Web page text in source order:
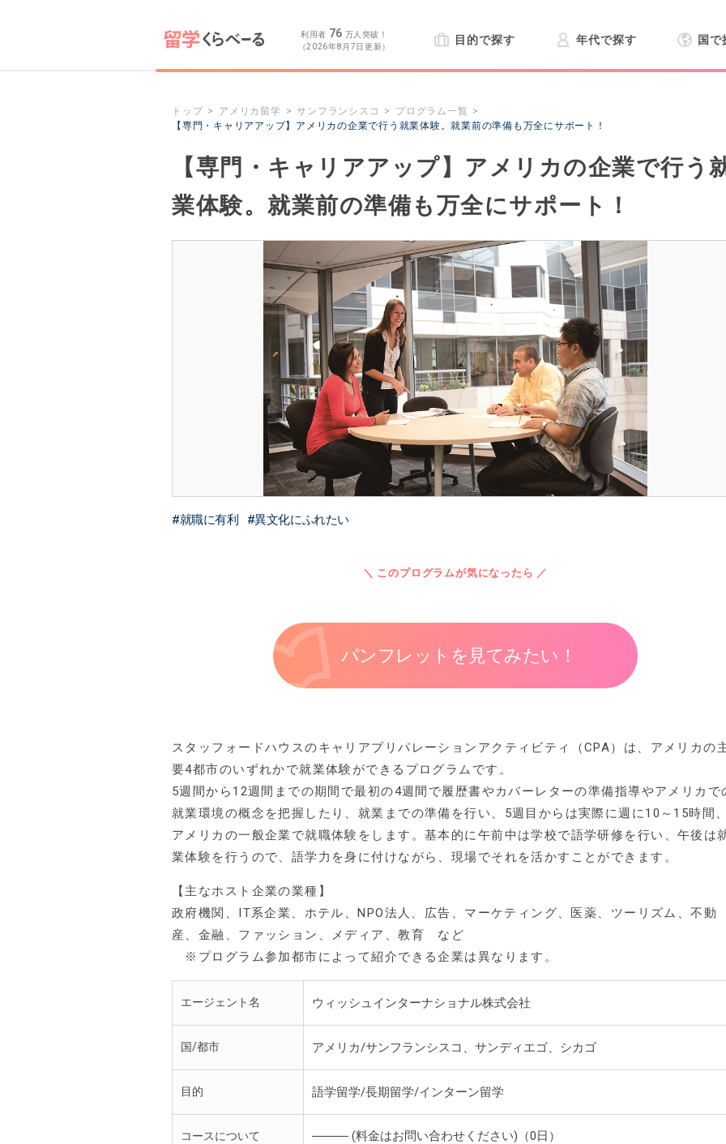
利用者 76 万人突破！
（2026年8月7日更新）
目的で探す 年代で探す 国で
トップ アメリカ留学 サンフランシスコ
プログラム一覧
【専門・キャリアアップ】アメリカの企業で行う就業体験。就業前の準備も万全にサポート！
【専門・キャリアアップ】アメリカの企業で行う
業体験。就業前の準備も万全にサポート！
就職に有利 異文化にふれたい
＼ このプログラムが気になったら ／
パンフレットを見てみたい！
スタッフォードハウスのキャリアプリパレーションアクティビティ（CPA）は、アメリカの
要4都市のいずれかで就業体験ができるプログラムです。
5週間から12週間までの期間で最初の4週間で履歴書やカバーレターの準備指導やアメリカで
就業環境の概念を把握したり、就業までの準備を行い、5週目からは実際に週に10～15時間、
アメリカの一般企業で就職体験をします。基本的に午前中は学校で語学研修を行い、午後は
業体験を行うので、語学力を身に付けながら、現場でそれを活かすことができます。
【主なホスト企業の業種】
政府機関、IT系企業、ホテル、NPO法人、広告、マーケティング、医薬、ツーリズム、不動
産、金融、ファッション、メディア、教育 など
※プログラム参加都市によって紹介できる企業は異なります。
エージェント名 ウィッシュインターナショナル株式会社
国/都市 アメリカ/サンフランシスコ、サンディエゴ、シカゴ
目的 語学留学/長期留学/インターン留学
コースについて ――― (料金はお問い合わせください)（0日）